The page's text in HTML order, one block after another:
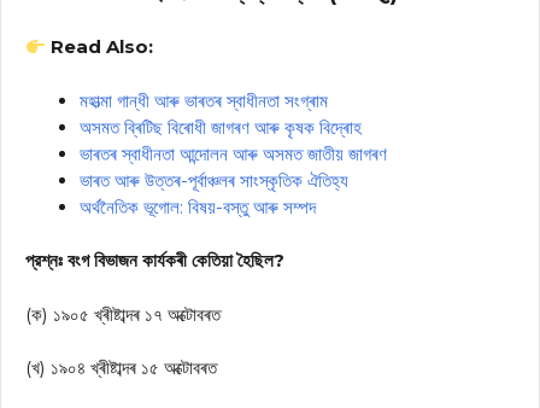
Read Also:
মহাত্মা গান্ধী আৰু ভাৰতৰ স্বাধীনতা সংগ্ৰাম
অসমত ব্ৰিটিছ বিৰোধী জাগৰণ আৰু কৃষক বিদ্ৰোহ
ভাৰতৰ স্বাধীনতা আন্দোলন আৰু অসমত জাতীয় জাগৰণ
ভাৰত আৰু উত্তৰ-পূৰ্বাঞ্চলৰ সাংস্কৃতিক ঐতিহ্য
অৰ্থনৈতিক ভূগোল: বিষয়-বস্তু আৰু সম্পদ
প্রশ্নঃ বংগ বিভাজন কার্যকৰী কেতিয়া হৈছিল?
(ক) ১৯০৫ খ্ৰীষ্টাব্দৰ ১৭ অক্টোবৰত
(খ) ১৯০৪ খ্ৰীষ্টাব্দৰ ১৫ অক্টোবৰত